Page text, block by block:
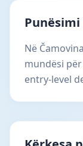
Punësimi
Në
mundësi
entry-level